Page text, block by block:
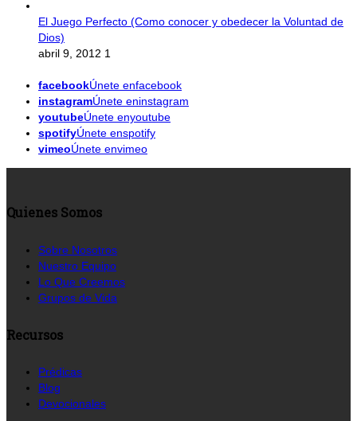
El Juego Perfecto (Como conocer y obedecer la Voluntad de
Dios)
abril 9, 2012 1
facebookÚnete enfacebook
instagramÚnete eninstagram
youtubeÚnete enyoutube
spotifyÚnete enspotify
vimeoÚnete envimeo
Quienes Somos
Sobre Nosotros
Nuestro Equipo
Lo Que Creemos
Grupos de Vida
Recursos
Prédicas
Blog
Devocionales